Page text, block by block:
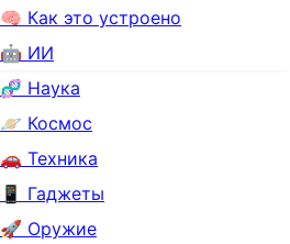
🧠 Как это устроено
🤖 ИИ
🧬 Наука
🪐 Космос
🚗 Техника
📱 Гаджеты
🚀 Оружие